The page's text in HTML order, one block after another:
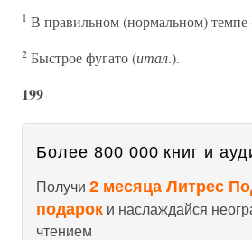
1 В правильном (нормальном) темпе
2 Быстрое фугато (итал.).
199
Более 800 000 книг и
Получи 2 месяца Литрес
подарок и наслаждайся
чтением